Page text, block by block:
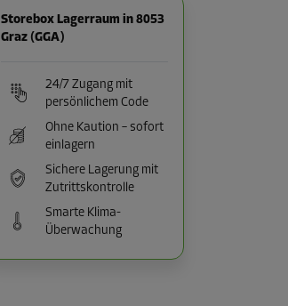
Storebox Lagerraum in 8053
Graz (GGA)
24/7 Zugang mit
persönlichem Code
Ohne Kaution – sofort
einlagern
Sichere Lagerung mit
Zutrittskontrolle
Smarte Klima-
Überwachung